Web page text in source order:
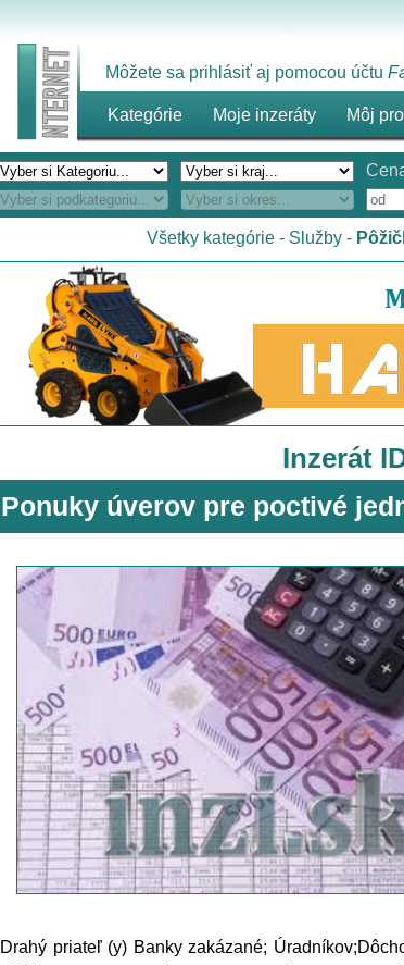
Môžete sa prihlásiť aj pomocou účtu
Kategórie Moje inzeráty Môj
Všetky kategórie- Služby-
Inzerát
Ponuky úverov pre poctivé
Drahý priateľ (y) Banky zakázané;